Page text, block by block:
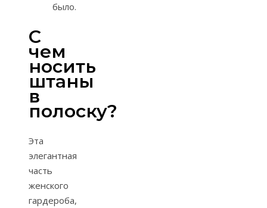
было.
С
чем
носить
штаны
в
полоску?
Эта
элегантная
часть
женского
гардероба,